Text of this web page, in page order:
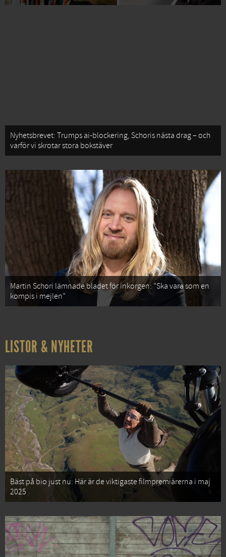
Nyhetsbrevet: Trumps ai-blockering, Schoris nästa drag – och
varför vi skrotar stora bokstäver
Martin Schori lämnade bladet för inkorgen: ”Ska vara som en
kompis i mejlen”
LISTOR & NYHETER
Bäst på bio just nu: Här är de viktigaste filmpremiärerna i maj
2025